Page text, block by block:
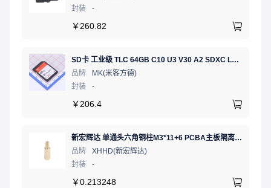
封装
-
￥ 260.82
SD卡 工业级 TLC 64GB C10 U3 V30 A2 SDXC LDPC纠错 PE 3K 无人机、行车记录仪、安防监控适配
品牌
MK(米客方德)
封装
-
￥ 206.4
新宏辉达 单通头六角铜柱M3*11+6 PCBA主板隔离螺柱
品牌
XHHD(新宏辉达)
封装
-
￥0.213248